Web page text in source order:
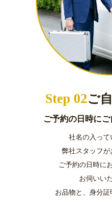
Step 02ご
ご予約の日時に
社名の入って
弊社スタッフが
ご予約の日時に
お伺いい
お品物と、身分